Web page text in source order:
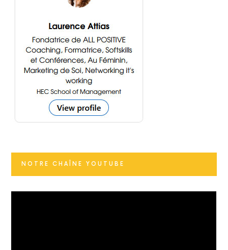
NOTRE CHAÎNE YOUTUBE